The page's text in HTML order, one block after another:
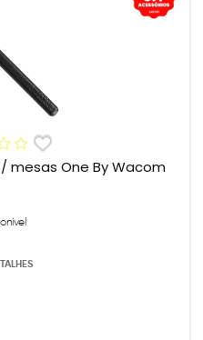
mesas One By Wacom